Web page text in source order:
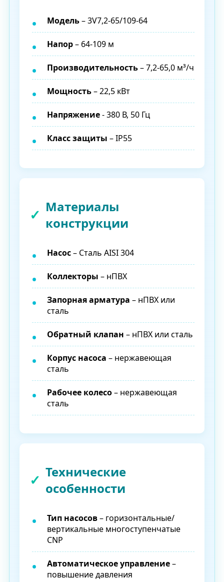
Модель– 3V7,2-65/109-64
Напор– 64-109 м
Производительность– 7,2-65,0 м³/ч
Мощность– 22,5 кВт
Напряжение- 380 В, 50 Гц
Класс защиты – IP55
Материалы
конструкции
Насос– Сталь AISI 304
Коллекторы – нПВХ
Запорная арматура – нПВХ или
сталь
Обратный клапан – нПВХ или сталь
Корпус насоса – нержавеющая
сталь
Рабочее колесо– нержавеющая
сталь
Технические
особенности
Тип насосов– горизонтальные/
вертикальные многоступенчатые
CNP
Автоматическое управление–
повышение давления